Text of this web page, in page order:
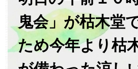
鬼会」が枯木堂
ため今年より枯